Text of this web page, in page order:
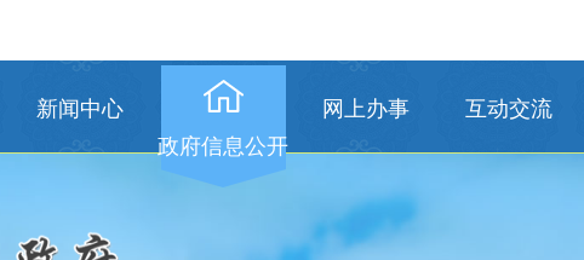
新闻中心
政府信息公开
网上办事 互动交流